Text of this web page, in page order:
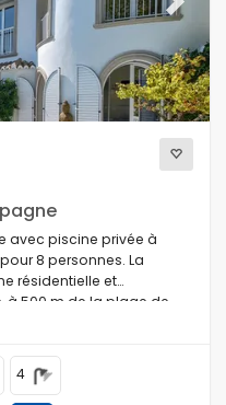
Next
avec piscine privée à
8 personnes. La
résidentielle et
à 500 m de la plage de
la mer Méditerranée,
4